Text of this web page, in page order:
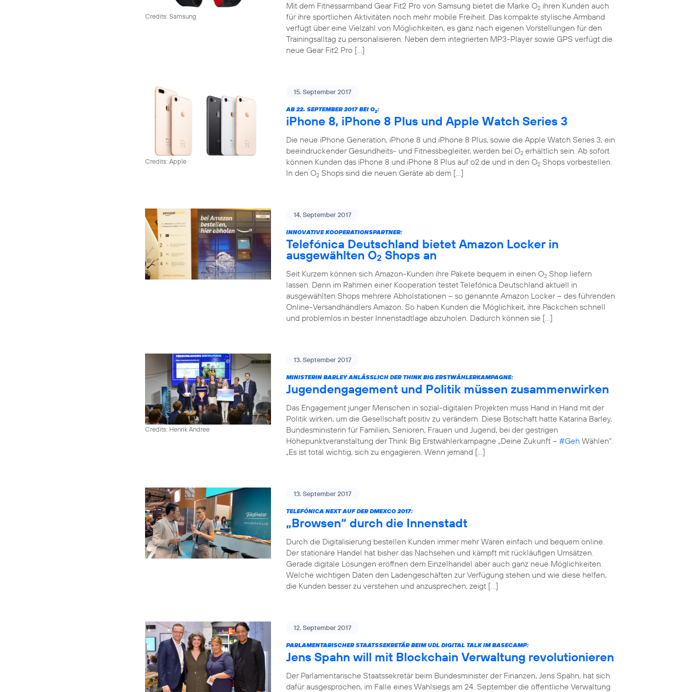
Credits: Samsung
Mit dem Fitnessarmband Gear Fit2 Pro von Samsung bietet die Marke O2 ihren Kunden auch
für ihre sportlichen Aktivitäten noch mehr mobile Freiheit. Das kompakte stylische Armband
verfügt über eine Vielzahl von Möglichkeiten, es ganz nach eigenen Vorstellungen für den
Trainingsalltag zu personalisieren. Neben dem integrierten MP3-Player sowie GPS verfügt die
neue Gear Fit2 Pro […]
Credits: Apple
15. September 2017
AB 22. SEPTEMBER 2017 BEI O2:
iPhone 8, iPhone 8 Plus und Apple Watch Series 3
Die neue iPhone Generation, iPhone 8 und iPhone 8 Plus, sowie die Apple Watch Series 3, ein
beeindruckender Gesundheits- und Fitnessbegleiter, werden bei O2 erhältlich sein. Ab sofort
können Kunden das iPhone 8 und iPhone 8 Plus auf o2.de und in den O2 Shops vorbestellen.
In den O2 Shops sind die neuen Geräte ab dem […]
14. September 2017
INNOVATIVE KOOPERATIONSPARTNER:
Telefónica Deutschland bietet Amazon Locker in
ausgewählten O2 Shops an
Seit Kurzem können sich Amazon-Kunden ihre Pakete bequem in einen O2 Shop liefern
lassen. Denn im Rahmen einer Kooperation testet Telefónica Deutschland aktuell in
ausgewählten Shops mehrere Abholstationen – so genannte Amazon Locker – des führenden
Online-Versandhändlers Amazon. So haben Kunden die Möglichkeit, ihre Päckchen schnell
und problemlos in bester Innenstadtlage abzuholen. Dadurch können sie […]
Credits: Henrik Andree
13. September 2017
MINISTERIN BARLEY ANLÄSSLICH DER THINK BIG ERSTWÄHLERKAMPAGNE:
Jugendengagement und Politik müssen zusammenwirken
Das Engagement junger Menschen in sozial-digitalen Projekten muss Hand in Hand mit der
Politik wirken, um die Gesellschaft positiv zu verändern. Diese Botschaft hatte Katarina Barley,
Bundesministerin für Familien, Senioren, Frauen und Jugend, bei der gestrigen
Höhepunktveranstaltung der Think Big Erstwählerkampagne „Deine Zukunft – #Geh Wählen“.
„Es ist total wichtig, sich zu engagieren. Wenn jemand […]
13. September 2017
TELEFÓNICA NEXT AUF DER DMEXCO 2017:
„Browsen“ durch die Innenstadt
Durch die Digitalisierung bestellen Kunden immer mehr Waren einfach und bequem online.
Der stationäre Handel hat bisher das Nachsehen und kämpft mit rückläufigen Umsätzen.
Gerade digitale Lösungen eröffnen dem Einzelhandel aber auch ganz neue Möglichkeiten.
Welche wichtigen Daten den Ladengeschäften zur Verfügung stehen und wie diese helfen,
die Kunden besser zu verstehen und anzusprechen, zeigt […]
12. September 2017
PARLAMENTARISCHER STAATSSEKRETÄR BEIM UDL DIGITAL TALK IM BASECAMP:
Jens Spahn will mit Blockchain Verwaltung revolutionieren
Der Parlamentarische Staatssekretär beim Bundesminister der Finanzen, Jens Spahn, hat sich
dafür ausgesprochen, im Falle eines Wahlsiegs am 24. September die öffentliche Verwaltung